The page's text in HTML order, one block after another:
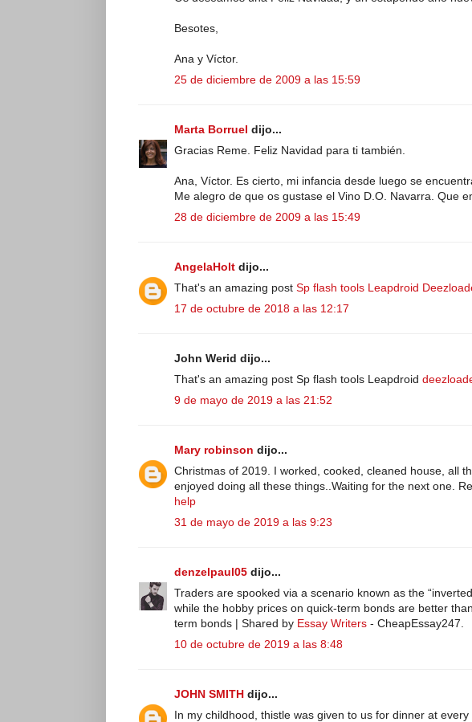
Besotes,
Ana y Víctor.
25 de diciembre de 2009 a las 15:59
Marta Borruel dijo...
Gracias Reme. Feliz Navidad para ti también.
Ana, Víctor. Es cierto, mi infancia desde luego se
Me alegro de que os gustase el Vino D.O. Navarra. Que
28 de diciembre de 2009 a las 15:49
AngelaHolt dijo...
That's an amazing post Sp flash tools Leapdroid
17 de octubre de 2018 a las 12:17
John Werid dijo...
That's an amazing post Sp flash tools Leapdroid
9 de mayo de 2019 a las 21:52
Mary robinson dijo...
Christmas of 2019. I worked, cooked, cleaned house, all
enjoyed doing all these things..Waiting for the next one.
help
31 de mayo de 2019 a las 9:23
denzelpaul05 dijo...
Traders are spooked via a scenario known as the
while the hobby prices on quick-term bonds are better
term bonds | Shared by Essay Writers - CheapEssay247.
10 de octubre de 2019 a las 8:48
JOHN SMITH dijo...
In my childhood, thistle was given to us for dinner at